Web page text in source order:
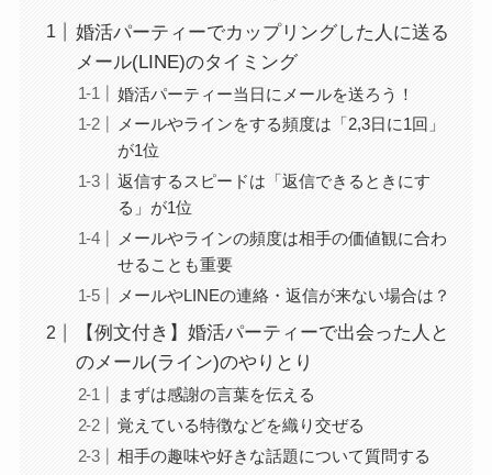
婚活パーティーでカップリングした人に送る
メール(LINE)のタイミング
婚活パーティー当日にメールを送ろう！
メールやラインをする頻度は「2,3日に1回」
が1位
返信するスピードは「返信できるときにす
る」が1位
メールやラインの頻度は相手の価値観に合わ
せることも重要
メールやLINEの連絡・返信が来ない場合は？
【例文付き】婚活パーティーで出会った人と
のメール(ライン)のやりとり
まずは感謝の言葉を伝える
覚えている特徴などを織り交ぜる
相手の趣味や好きな話題について質問する